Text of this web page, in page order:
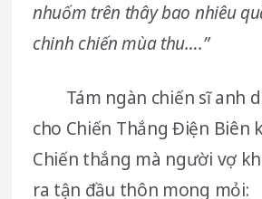
nhuốm trên thây bao nhiêu
chinh chiến mùa thu….”
Tám ngàn chiến sĩ anh
cho Chiến Thắng Điện Biên
Chiến thắng mà người vợ
ra tận đầu thôn mong mỏi: